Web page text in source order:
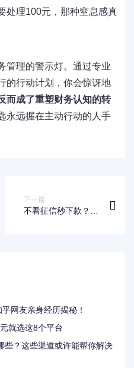
处理100元，那种窒息感真
管理的警示灯。通过专业
的行动计划，你会惊讶地
而成了重塑财务认知的转
永远握在主动行动的人手
下一篇
不看征信秒下款？实
网友亲身经历揭秘！
就选这8个平台
些？这些渠道或许能帮你解决